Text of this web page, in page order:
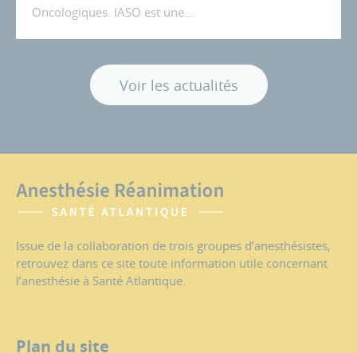
Oncologiques. IASO est une…
Voir les actualités
Issue de la collaboration de trois groupes d’anesthésistes,
retrouvez dans ce site toute information utile concernant
l’anesthésie à Santé Atlantique.
Plan du site